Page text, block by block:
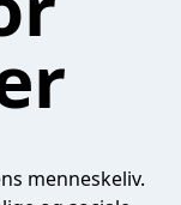
menneskeliv.